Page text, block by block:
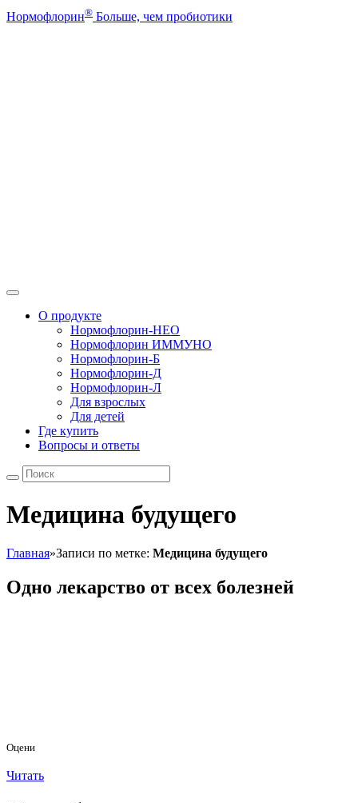
Нормофлорин® Больше, чем пробиотики
О продукте
Нормофлорин-НЕО
Нормофлорин ИММУНО
Нормофлорин-Б
Нормофлорин-Д
Нормофлорин-Л
Для взрослых
Для детей
Где купить
Вопросы и ответы
Медицина будущего
Главная»Записи по метке: Медицина будущего
Одно лекарство от всех болезней
Оцени
Читать